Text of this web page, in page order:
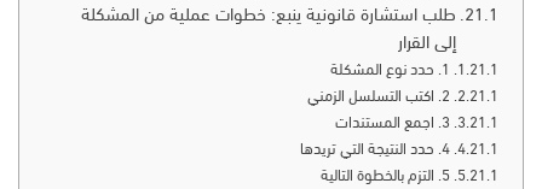
طلب استشارة قانونية ينبع: خطوات عملية من المشكلة
إلى القرار
1. حدد نوع المشكلة
2. اكتب التسلسل الزمني
3. اجمع المستندات
4. حدد النتيجة التي تريدها
5. التزم بالخطوة التالية